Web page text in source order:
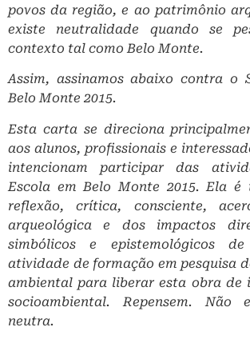
povos da região, e ao patrimônio
existe neutralidade quando se
contexto tal como Belo Monte.
Assim, assinamos abaixo contra o
Belo Monte 2015.
Esta carta se direciona
aos alunos, profissionais e
intencionam participar das
Escola em Belo Monte 2015. Ela é
reflexão, crítica, consciente,
arqueológica e dos impactos
simbólicos e epistemológicos
atividade de formação em pesquisa
ambiental para liberar esta obra de
socioambiental. Repensem. Não
neutra.